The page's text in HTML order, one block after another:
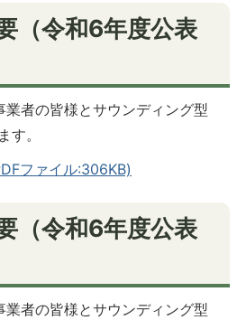
（令和6年度公表
者の皆様とサウンディング型
。
ファイル:306KB)
（令和6年度公表
者の皆様とサウンディング型